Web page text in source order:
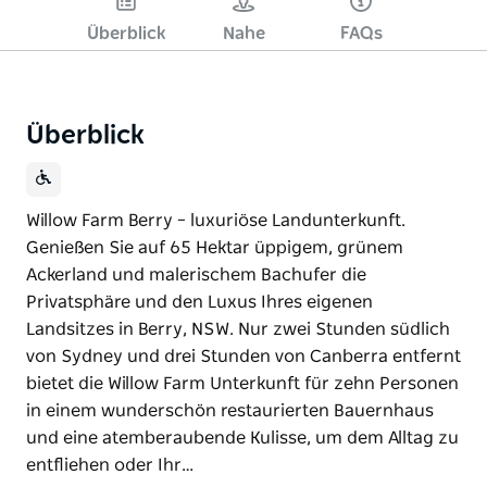
Überblick Nahe FAQs
Überblick
Willow Farm Berry – luxuriöse Landunterkunft.
Genießen Sie auf 65 Hektar üppigem, grünem
Ackerland und malerischem Bachufer die
Privatsphäre und den Luxus Ihres eigenen
Landsitzes in Berry, NSW. Nur zwei Stunden südlich
von Sydney und drei Stunden von Canberra entfernt
bietet die Willow Farm Unterkunft für zehn Personen
in einem wunderschön restaurierten Bauernhaus
und eine atemberaubende Kulisse, um dem Alltag zu
entfliehen oder Ihr…